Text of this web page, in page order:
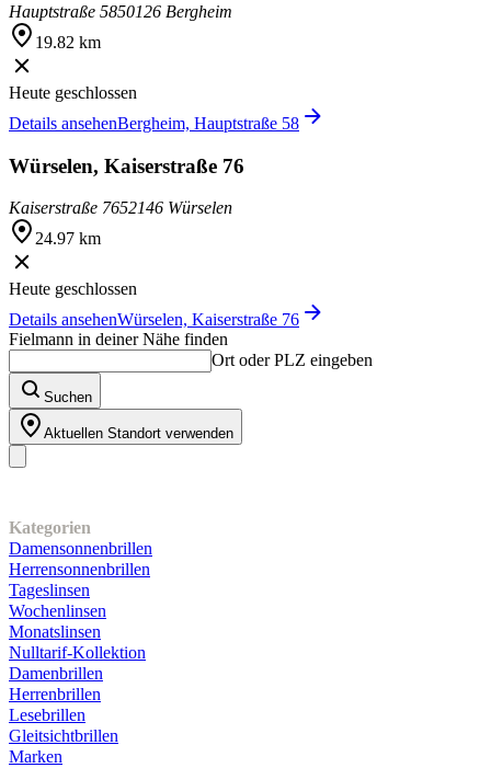
Hauptstraße 5850126 Bergheim
19.82 km
Heute geschlossen
Details ansehenBergheim, Hauptstraße 58
Würselen, Kaiserstraße 76
Kaiserstraße 7652146 Würselen
24.97 km
Heute geschlossen
Details ansehenWürselen, Kaiserstraße 76
Fielmann in deiner Nähe finden
Ort oder PLZ eingeben
Suchen
Aktuellen Standort verwenden
Kategorien
Damensonnenbrillen
Herrensonnenbrillen
Tageslinsen
Wochenlinsen
Monatslinsen
Nulltarif-Kollektion
Damenbrillen
Herrenbrillen
Lesebrillen
Gleitsichtbrillen
Marken